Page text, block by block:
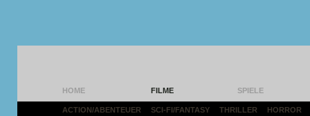
HOME FILME SPIELE
ACTION/ABENTEUER SCI-FI/FANTASY THRILLER HORROR